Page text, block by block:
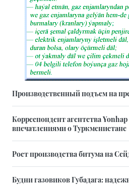
Производственный подъем на
Корреспондент агентства
впечатлениями о Туркменистане
Рост производства битума на
Будни газовиков Губадага: